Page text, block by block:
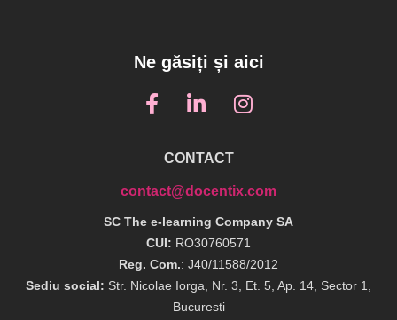
Ne găsiți și aici
CONTACT
contact@docentix.com
SC The e-learning Company SA
CUI: RO30760571
Reg. Com.: J40/11588/2012
Sediu social: Str. Nicolae Iorga, Nr. 3, Et. 5, Ap. 14, Sector 1,
Bucuresti